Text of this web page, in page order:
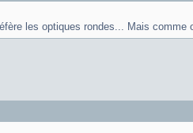
les optiques rondes... Mais